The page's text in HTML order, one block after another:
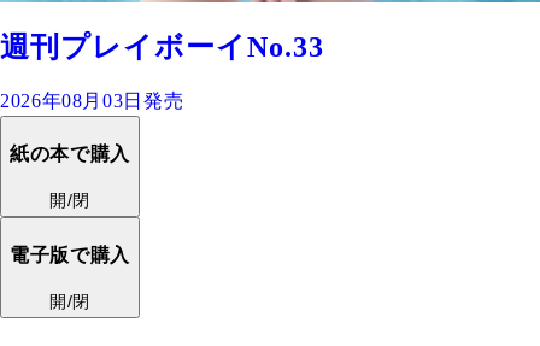
週刊プレイボーイNo.33
2026年08月03日発売
紙の本で購入
開/閉
電子版で購入
開/閉